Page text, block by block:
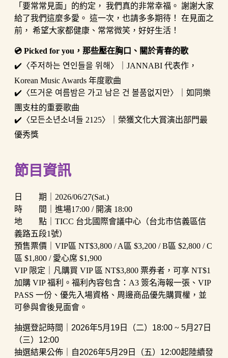
「要常常見面」的約定， 我們真的非常幸福。 謝謝大家
給了我們這麼多愛。 這一次，也請多多期待！ 在見面之
前， 希望大家都健康、常常微笑，好好生活！
💿 Picked for you，那些壓在胸口、關於青春的歌
✔️〈주저하는 연인들을 위해〉｜JANNABI 代表作，
Korean Music Awards 年度歌曲
✔️〈뜨거운 여름밤은 가고 남은 건 볼품없지만〉｜如同樂
團支柱的重要歌曲
✔️〈모든소년소녀들 2125〉｜榮獲文化大賞演出部門最
優秀獎
節目資訊
日 期｜2026/06/27(Sat.)
時 間｜進場17:00 / 開演 18:00
地 點｜TICC 台北國際會議中心（台北市信義區信
義路五段1號）
預售票價｜VIP區 NT$3,800 / A區 $3,200 / B區 $2,800 / C
區 $1,800 / 愛心席 $1,900
VIP 限定｜凡購買 VIP 區 NT$3,800 票券者，可享 NT$1
加購 VIP 福利。福利內容包含：A3 簽名海報一張、VIP
PASS 一份、優先入場資格、周邊商品優先購買權，並
可參與會後見面會。
抽選登記時間｜2026年5月 19 日（二）18:00 ~ 5月27 日
（三）12:00
抽選結果公佈｜自2026年5月29 日（五）12:00起陸續發